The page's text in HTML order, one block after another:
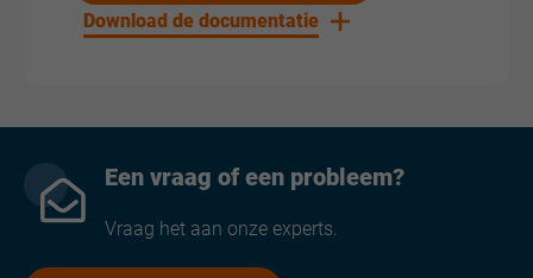
Download de documentatie
Een vraag of een probleem?
Vraag het aan onze experts.